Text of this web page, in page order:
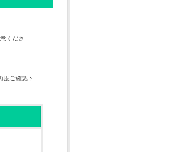
くださ
度ご確認下